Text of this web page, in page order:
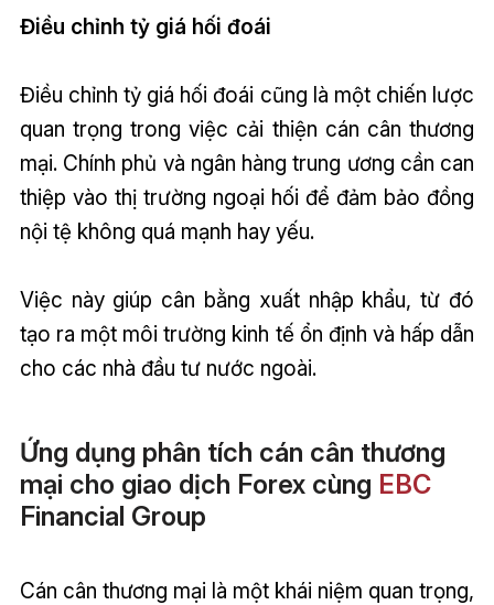
Điều chỉnh tỷ giá hối đoái
Điều chỉnh tỷ giá hối đoái cũng là một chiến lược
quan trọng trong việc cải thiện cán cân thương
mại. Chính phủ và ngân hàng trung ương cần can
thiệp vào thị trường ngoại hối để đảm bảo đồng
nội tệ không quá mạnh hay yếu.
Việc này giúp cân bằng xuất nhập khẩu, từ đó
tạo ra một môi trường kinh tế ổn định và hấp dẫn
cho các nhà đầu tư nước ngoài.
Ứng dụng phân tích cán cân thương
mại cho giao dịch Forex cùng EBC
Financial Group
Cán cân thương mại là một khái niệm quan trọng,